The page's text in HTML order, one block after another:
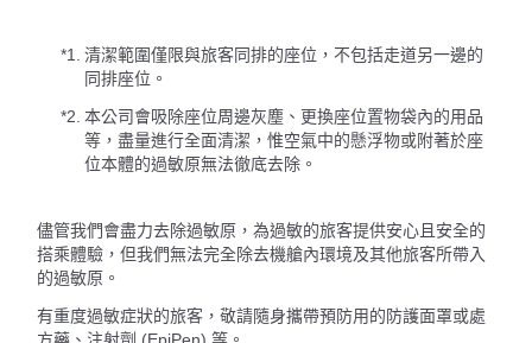
*1.
清潔範圍僅限與旅客同排的座位，不包括走道另一邊的
同排座位。
*2. 本公司會吸除座位周邊灰塵、更換座位置物袋內的用品
等，盡量進行全面清潔，惟空氣中的懸浮物或附著於座
位本體的過敏原無法徹底去除。
儘管我們會盡力去除過敏原，為過敏的旅客提供安心且安全的
搭乘體驗，但我們無法完全除去機艙內環境及其他旅客所帶入
的過敏原。
有重度過敏症狀的旅客，敬請隨身攜帶預防用的防護面罩或處
方藥、注射劑 (EpiPen) 等。